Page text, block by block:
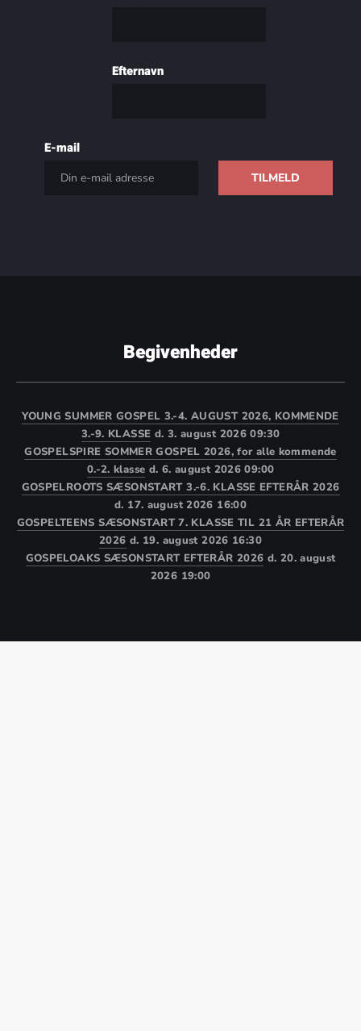
Efternavn
E-mail
Begivenheder
YOUNG SUMMER GOSPEL 3.-4. AUGUST 2026, KOMMENDE
3.-9. KLASSE d. 3. august 2026 09:30
GOSPELSPIRE SOMMER GOSPEL 2026, for alle kommende
0.-2. klasse d. 6. august 2026 09:00
GOSPELROOTS SÆSONSTART 3.-6. KLASSE EFTERÅR 2026
d. 17. august 2026 16:00
GOSPELTEENS SÆSONSTART 7. KLASSE TIL 21 ÅR EFTERÅR
2026 d. 19. august 2026 16:30
GOSPELOAKS SÆSONSTART EFTERÅR 2026 d. 20. august
2026 19:00